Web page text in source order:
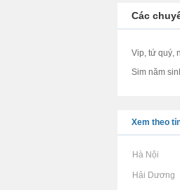
Các
Vip, tứ quý,
Sim năm
Xem theo
Rao vặt tại Hà Nội
Rao vặt tại Hải Dương